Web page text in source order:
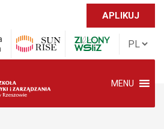
APLIKUJ
MENU